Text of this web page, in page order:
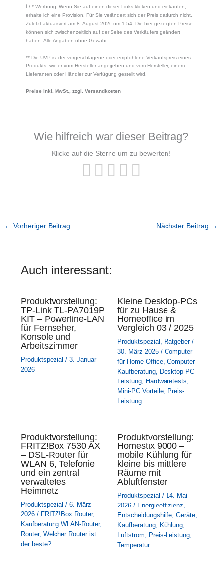
ℹ︎ / * Werbung: Wenn Sie auf einen dieser Links klicken und einkaufen,
erhalte ich eine Provision. Für Sie verändert sich der Preis dadurch nicht.
Zuletzt aktualisiert am 8. August 2026 um 1:54. Die hier gezeigten Preise
können sich zwischenzeitlich auf der Seite des Verkäufers geändert
haben. Alle Angaben ohne Gewähr.
** Die UVP ist der vorgeschlagene oder empfohlene Verkaufspreis eines
Produkts, wie er vom Hersteller angegeben und vom Hersteller, einem
Lieferanten oder Händler zur Verfügung gestellt wird.
Preise inkl. MwSt., zzgl. Versandkosten
Wie hilfreich war dieser Beitrag?
Klicke auf die Sterne um zu bewerten!
← Vorheriger Beitrag Nächster Beitrag →
Auch interessant:
Produktvorstellung:
TP-Link TL-PA7019P
KIT – Powerline-LAN
für Fernseher,
Konsole und
Arbeitszimmer
Produktspezial / 3. Januar
2026
Kleine Desktop-PCs
für zu Hause &
Homeoffice im
Vergleich 03 / 2025
Produktspezial , Ratgeber/
30. März 2025 / Computer
für Home-Office, Computer
Kaufberatung, Desktop-PC
Leistung, Hardwaretests,
Mini-PC Vorteile, Preis-
Leistung
Produktvorstellung:
FRITZ!Box 7530 AX
– DSL-Router für
WLAN 6, Telefonie
und ein zentral
verwaltetes
Heimnetz
Produktspezial / 6. März
2026 / FRITZ!Box Router,
Kaufberatung WLAN-Router,
Router, Welcher Router ist
der beste?
Produktvorstellung:
Homestix 9000 –
mobile Kühlung für
kleine bis mittlere
Räume mit
Abluftfenster
Produktspezial / 14. Mai
2026 / Energieeffizienz
Entscheidungshilfe, Geräte,
Kaufberatung, Kühlung,
Luftstrom
Preis-Leistung,
Temperatur